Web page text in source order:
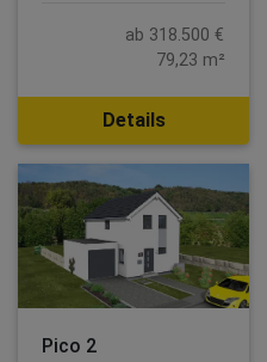
ab 318.500 €
79,23 m²
Details
Pico 2